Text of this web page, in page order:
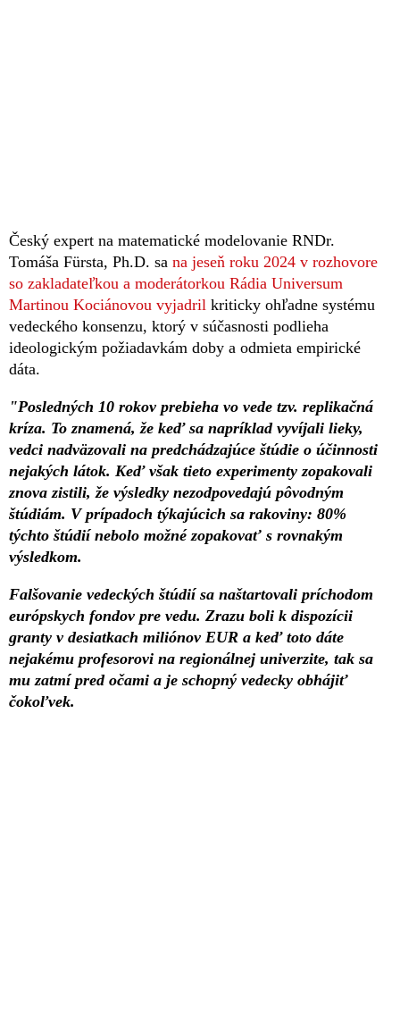
Český expert na matematické modelovanie RNDr.
Tomáša Fürsta, Ph.D. sa na jeseň roku 2024 v rozhovore
so zakladateľkou a moderátorkou Rádia Universum
Martinou Kociánovou vyjadril kriticky ohľadne systému
vedeckého konsenzu, ktorý v súčasnosti podlieha
ideologickým požiadavkám doby a odmieta empirické
dáta.
"Posledných 10 rokov prebieha vo vede tzv. replikačná
kríza. To znamená, že keď sa napríklad vyvíjali lieky,
vedci nadväzovali na predchádzajúce štúdie o účinnosti
nejakých látok. Keď však tieto experimenty zopakovali
znova zistili, že výsledky nezodpovedajú pôvodným
štúdiám. V prípadoch týkajúcich sa rakoviny: 80%
týchto štúdií nebolo možné zopakovať s rovnakým
výsledkom.
Falšovanie vedeckých štúdií sa naštartovali príchodom
európskych fondov pre vedu. Zrazu boli k dispozícii
granty v desiatkach miliónov EUR a keď toto dáte
nejakému profesorovi na regionálnej univerzite, tak sa
mu zatmí pred očami a je schopný vedecky obhájiť
čokoľvek.